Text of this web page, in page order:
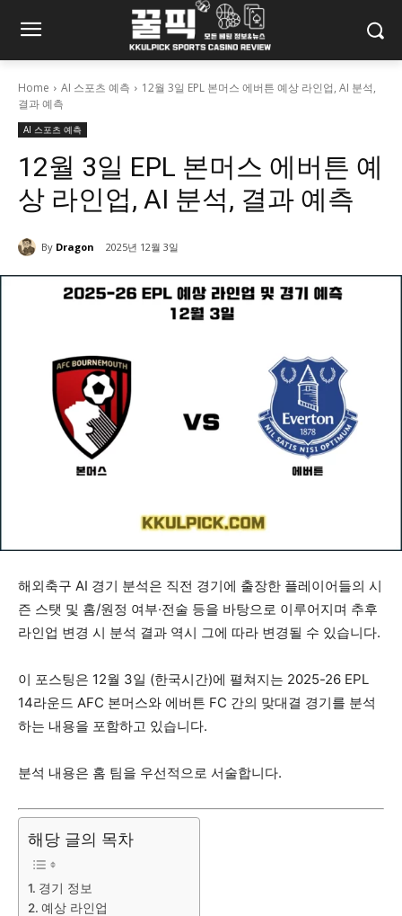
Home AI 스포츠 예측
12월 3일 EPL 본머스 에버튼 예상 라인업, AI 분석,
결과 예측
AI 스포츠 예측
12월 3일 EPL 본머스 에버튼 예
상 라인업, AI 분석, 결과 예측
By Dragon 2025년 12월 3일
해외축구 AI 경기 분석은 직전 경기에 출장한 플레이어들의 시
즌 스탯 및 홈/원정 여부·전술 등을 바탕으로 이루어지며 추후
라인업 변경 시 분석 결과 역시 그에 따라 변경될 수 있습니다.
이 포스팅은 12월 3일 (한국시간)에 펼쳐지는 2025-26 EPL
14라운드 AFC 본머스와 에버튼 FC 간의 맞대결 경기를 분석
하는 내용을 포함하고 있습니다.
분석 내용은 홈 팀을 우선적으로 서술합니다.
해당 글의 목차
경기 정보
예상 라인업